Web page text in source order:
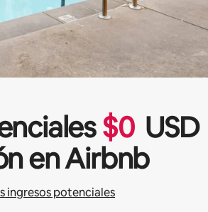
$0 USD
en Airbnb
ingresos potenciales